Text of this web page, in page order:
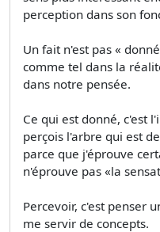
perception dans son
Un fait n'est pas «
comme tel dans la
dans notre pensée.
Ce qui est donné, c'est
perçois l'arbre qui est
parce que j'éprouve
n'éprouve pas «la
Percevoir, c'est penser
me servir de concepts.